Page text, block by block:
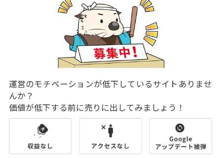
運営のモチベーションが低下しているサイトありませ
んか？
価値が低下する前に売りに出してみましょう！